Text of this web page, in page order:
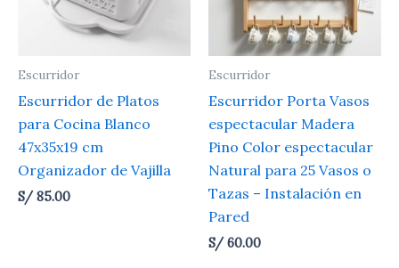
Escurridor
Escurridor de Platos
para Cocina Blanco
47x35x19 cm
Organizador de Vajilla
S/85.00
Escurridor
Escurridor Porta Vasos
espectacular Madera
Pino Color espectacular
Natural para 25 Vasos o
Tazas – Instalación en
Pared
S/60.00